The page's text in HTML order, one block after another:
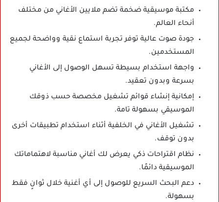
مكتبة موسيقية ضخمة تضم ملايين الأغاني من مختلف
أنحاء العالم.
جودة صوت عالية توفر تجربة استماع نقية وواضحة لجميع
المستخدمين.
واجهة استخدام بسيطة تسهل الوصول إلى الأغاني
بسرعة وبدون تعقيد.
إمكانية إنشاء قوائم تشغيل مخصصة حسب ذوقك
الموسيقي بسهولة تامة.
تشغيل الأغاني في الخلفية أثناء استخدام تطبيقات أخرى
بدون توقف.
نظام اقتراحات ذكي يعرض لك أغاني مناسبة لاهتماماتك
الموسيقية دائمًا.
دعم البحث السريع للوصول إلى أي أغنية خلال ثوانٍ فقط
بسهولة.